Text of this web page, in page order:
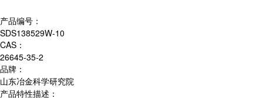
产品编号：
SDS138529W-10
CAS：
26645-35-2
品牌：
山东冶金科学研究院
产品特性描述：